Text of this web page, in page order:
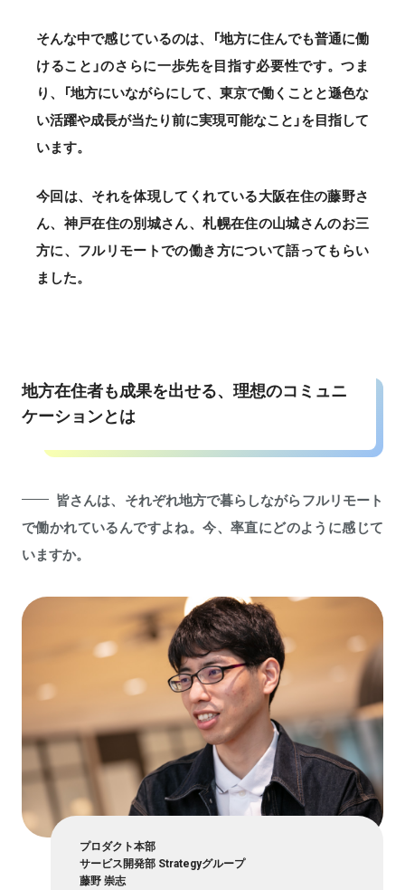
そんな中で感じているのは、「地方に住んでも普通に働
けること」のさらに一歩先を目指す必要性です。つま
り、「地方にいながらにして、東京で働くことと遜色な
い活躍や成長が当たり前に実現可能なこと」を目指して
います。
今回は、それを体現してくれている大阪在住の藤野さ
ん、神戸在住の別城さん、札幌在住の山城さんのお三
方に、フルリモートでの働き方について語ってもらい
ました。
地方在住者も成果を出せる、理想のコミュニ
ケーションとは
皆さんは、それぞれ地方で暮らしながらフルリモート
で働かれているんですよね。今、率直にどのように感じて
いますか。
プロダクト本部
サービス開発部 Strategyグループ
藤野 崇志